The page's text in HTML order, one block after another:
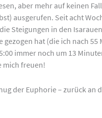
aber mehr auf keinen
ausgerufen. Seit acht
Steigungen in den
gezogen hat (die ich nach
immer noch um 13
mich freuen!
der Euphorie – zurück an